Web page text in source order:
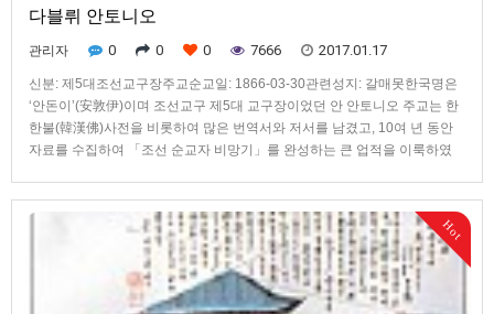
다블뤼 안토니오
관리자 0 0 0 7666 2017.01.17
신분: 제5대조선교구장주교순교일: 1866-03-30관련성지: 갈매못한국명은
‘안돈이’(安敦伊)이며 조선교구 제5대 교구장이었던 안 안토니오 주교는 한
한불(韓漢佛)사전을 비롯하여 많은 번역서와 저서를 남겼고, 10여 년 동안
자료를 수집하여 「조선 순교자 비망기」를 완성하는 큰 업적을 이룩하였
한국적인 사제로 알려져 있다. 1845년 10월 조선에 들어와 20여 년 동안 양
떼를 위하여 봉사하던 안 주교는 1866년 3월 11일 홍주 거더리에서 체포되
어 민 신부, 황석두와 함께 서울로 압송되었고, 유창한 한국말로 천주교에 대
한 공격을 반박하여 다른 이들보다 더 심한 형벌을 받았다. 3월 30일에 안 주
교 일행을 충청도 갈매못으로 압송한 형리들은 일행을 마을에 조리돌리며
Hot